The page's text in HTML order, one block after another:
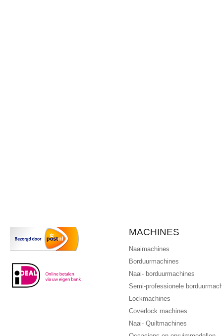
MACHINES
Naaimachines
Borduurmachines
Naai- borduurmachines
Semi-professionele
Lockmachines
Coverlock machines
Naai- Quiltmachines